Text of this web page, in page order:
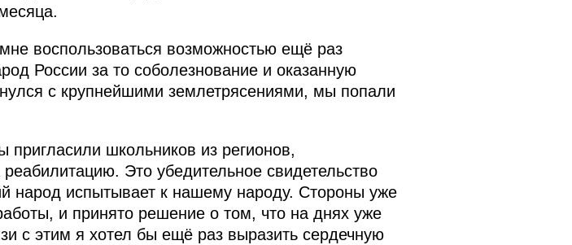
воспользоваться возможностью ещё раз
России за то соболезнование и оказанную
с крупнейшими землетрясениями, мы попали
школьников из регионов,
Это убедительное свидетельство
народ испытывает к нашему народу. Стороны уже
и принято решение о том, что на днях уже
с этим я хотел бы ещё раз выразить сердечную